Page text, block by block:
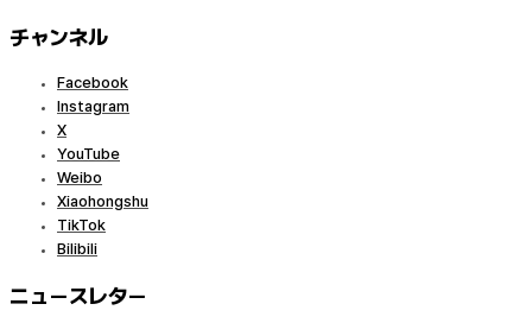
チャンネル
Facebook
Instagram
X
YouTube
Weibo
Xiaohongshu
TikTok
Bilibili
ニュースレター